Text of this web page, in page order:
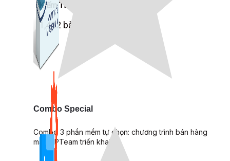
Kiếm Tiền MMO
1,422 bài viết
Combo Special
Combo 3 phần mềm tự chọn: chương trình bán hàng
mà ATPTeam triển khai.